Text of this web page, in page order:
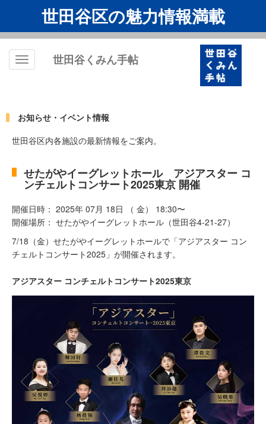
世田谷区の魅力情報満載
Toggle
世田谷くみん手帖
お知らせ・イベント情報
世田谷区内各施設の最新情報をご案内。
せたがやイーグレットホール アジアスター コ
ンチェルトコンサート2025東京 開催
開催日時： 2025年 07月 18日 （ 金） 18:30〜
開催場所： せたがやイーグレットホール（世田谷4-21-27）
7/18（金）せたがやイーグレットホールで「アジアスター コン
チェルトコンサート2025」が開催されます。
アジアスター コンチェルトコンサート2025東京